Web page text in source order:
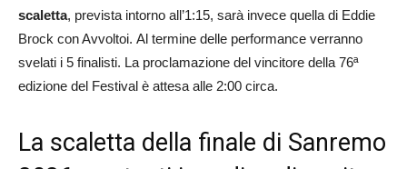
scaletta, prevista intorno all’1:15, sarà invece quella di Eddie
Brock con Avvoltoi. Al termine delle performance verranno
svelati i 5 finalisti. La proclamazione del vincitore della 76ª
edizione del Festival è attesa alle 2:00 circa.
La scaletta della finale di Sanremo